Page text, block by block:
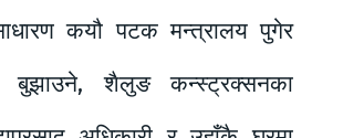
कयौ पटक मन्त्रालय पुगेर
बुझाउने, शैलुङ कन्स्ट्रक्सनका